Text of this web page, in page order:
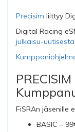
Precisim liittyy
Digital Racing
julkaisu-uutisesta
FiSRAn jäsenille
BASIC –